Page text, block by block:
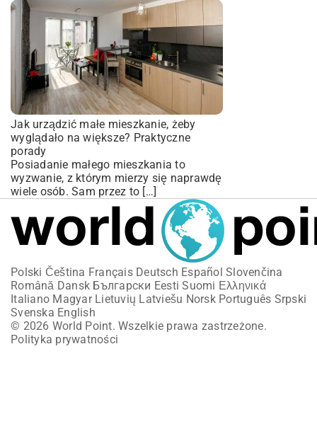
Jak urządzić małe mieszkanie, żeby
wyglądało na większe? Praktyczne
porady
Posiadanie małego mieszkania to
wyzwanie, z którym mierzy się naprawdę
wiele osób. Sam przez to […]
Polski Čeština Français Deutsch Español Slovenčina
Română Dansk Български Eesti Suomi Ελληνικά
Italiano Magyar Lietuvių Latviešu Norsk Português Srpski
Svenska English
© 2026 World Point. Wszelkie prawa zastrzeżone.
Polityka prywatności